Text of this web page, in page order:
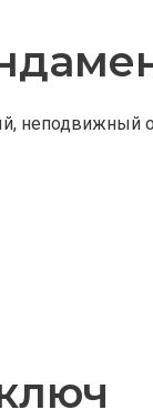
неподвижный